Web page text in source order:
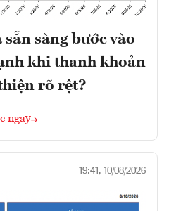
sàng bước vào
khi thanh khoản
rõ rệt?
ngay
19:41, 10/08/2026